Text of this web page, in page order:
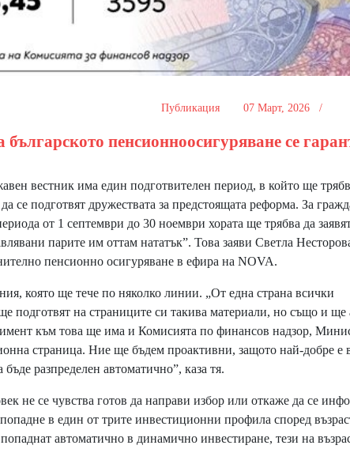
Публикация 07 Март, 2026 /
пенсионноосигуряване се
вестник има един подготвителен период, в който ще
се подготвят дружествата за предстоящата реформа. За
от 1 септември до 30 ноември хората ще трябва да
парите им оттам нататък”. Това заяви Светла
пенсионно осигуряване в ефира на NOVA.
която ще тече по няколко линии. „От една страна всички
подготвят на страниците си такива материали, но също и ще
към това ще има и Комисията по финансов надзор,
страница. Ние ще бъдем проактивни, защото най-добре е
разпределен автоматично”, каза тя.
не се чувства готов да направи избор или откаже да се
в един от трите инвестиционни профила според
автоматично в динамично инвестиране, тези на